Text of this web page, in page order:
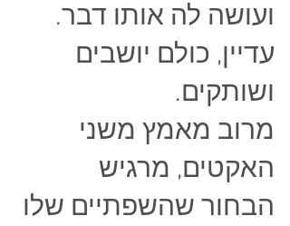
ועושה לה אותו דבר.
עדיין, כולם יושבים
ושותקים.
מרוב מאמץ משני
האקטים, מרגיש
הבחור שהשפתיים שלו